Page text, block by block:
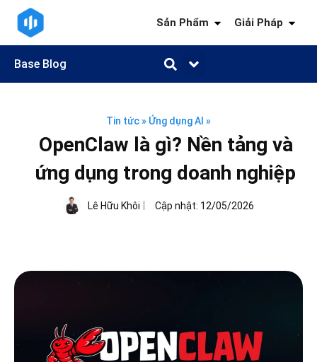
Sản Phẩm Giải Pháp
Base Blog
Tin tức» Ứng dụng AI »
OpenClaw là gì? Nền tảng và
ứng dụng trong doanh nghiệp
Lê Hữu Khôi Cập nhật: 12/05/2026